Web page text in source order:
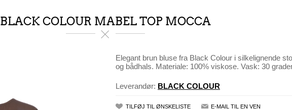
BLACK COLOUR MABEL TOP MOCCA
Elegant brun bluse fra Black Colour i silkelignende
og bådhals. Materiale: 100% viskose. Vask: 30
Leverandør: BLACK COLOUR
TILFØJ TIL ØNSKELISTE E-MAIL TIL EN VEN